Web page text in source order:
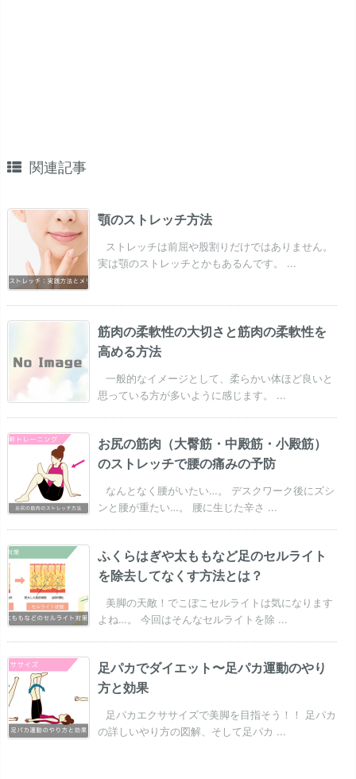
関連記事
顎のストレッチ方法
ストレッチは前屈や股割りだけではありません。
実は顎のストレッチとかもあるんです。 ...
筋肉の柔軟性の大切さと筋肉の柔軟性を
高める方法
一般的なイメージとして、柔らかい体ほど良いと
思っている方が多いように感じます。 ...
お尻の筋肉（大臀筋・中殿筋・小殿筋）
のストレッチで腰の痛みの予防
なんとなく腰がいたい…。 デスクワーク後にズシ
ンと腰が重たい…。 腰に生じた辛さ ...
ふくらはぎや太ももなど足のセルライト
を除去してなくす方法とは？
美脚の天敵！でこぼこセルライトは気になります
よね…。 今回はそんなセルライトを除 ...
足パカでダイエット〜足パカ運動のやり
方と効果
足パカエクササイズで美脚を目指そう！！ 足パカ
の詳しいやり方の図解、そして足パカ ...